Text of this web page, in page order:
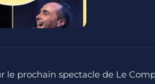
le prochain spectacle de Le